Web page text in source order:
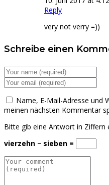
Reply
very not verry =))
Schreibe einen
Name, E-Mail-Adresse und
meinen nächsten Kommentar
Bitte gib eine Antwort in Ziffern
vierzehn − sieben =